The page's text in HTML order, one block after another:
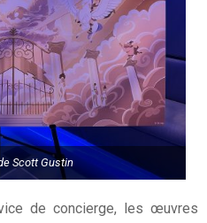
Scott Gustin
de concierge, les œuvres